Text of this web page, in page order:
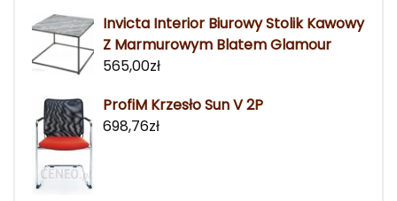
Invicta Interior Biurowy Stolik Kawowy
Z Marmurowym Blatem Glamour
565,00zł
ProfiM Krzesło Sun V 2P
698,76zł